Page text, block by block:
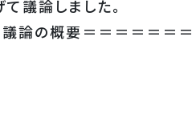
議論しました。
論の概要＝＝＝＝＝＝＝